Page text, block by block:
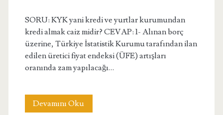
SORU: KYK yani kredi ve yurtlar kurumundan
kredi almak caiz midir? CEVAP: 1- Alınan borç
üzerine, Türkiye İstatistik Kurumu tarafından ilan
edilen üretici fiyat endeksi (ÜFE) artışları
oranında zam yapılacağı…
Devamını Oku